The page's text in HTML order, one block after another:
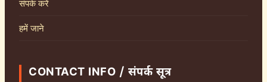
संपर्क करें
हमें जाने
CONTACT INFO / संपर्क सूत्र